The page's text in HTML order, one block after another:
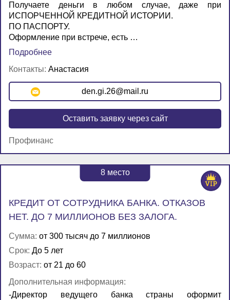
Получаете деньги в любом случае, даже при
ИСПОРЧЕННОЙ КРЕДИТНОЙ ИСТОРИИ.
ПО ПАСПОРТУ.
Оформление при встрече, есть …
Подробнее
Контакты: Анастасия
den.gi.26@mail.ru
Оставить заявку через сайт
Профинанс
8место
КРЕДИТ ОТ СОТРУДНИКА БАНКА. ОТКАЗОВ
НЕТ. ДО 7 МИЛЛИОНОВ БЕЗ ЗАЛОГА.
Сумма: от 300 тысяч до 7 миллионов
Срок: До 5 лет
Возраст: от 21 до 60
Дополнительная информация:
-Директор ведущего банка страны оформит